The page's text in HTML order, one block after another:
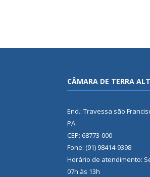
CÂMARA DE TERRA
End.: Travessa são
PA.
CEP: 68773-000
Fone: (91) 98414-9398
Horário de atendimento:
07h às 13h